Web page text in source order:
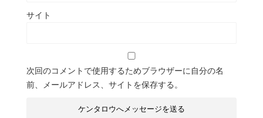
サイト
次回のコメントで使用するためブラウザーに自分の名
前、メールアドレス、サイトを保存する。